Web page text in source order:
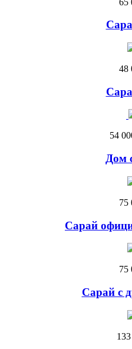
48
54
Дом
75
Сарай
75
Сарай с